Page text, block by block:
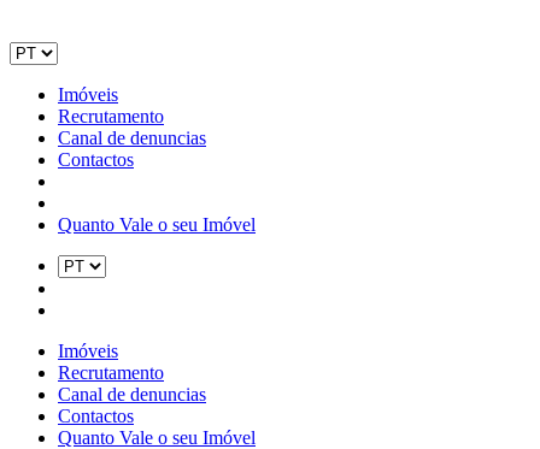
Imóveis
Recrutamento
Canal de denuncias
Contactos
Quanto Vale o seu Imóvel
Imóveis
Recrutamento
Canal de denuncias
Contactos
Quanto Vale o seu Imóvel